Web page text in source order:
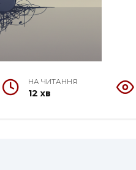
НА ЧИТАННЯ
12 хв